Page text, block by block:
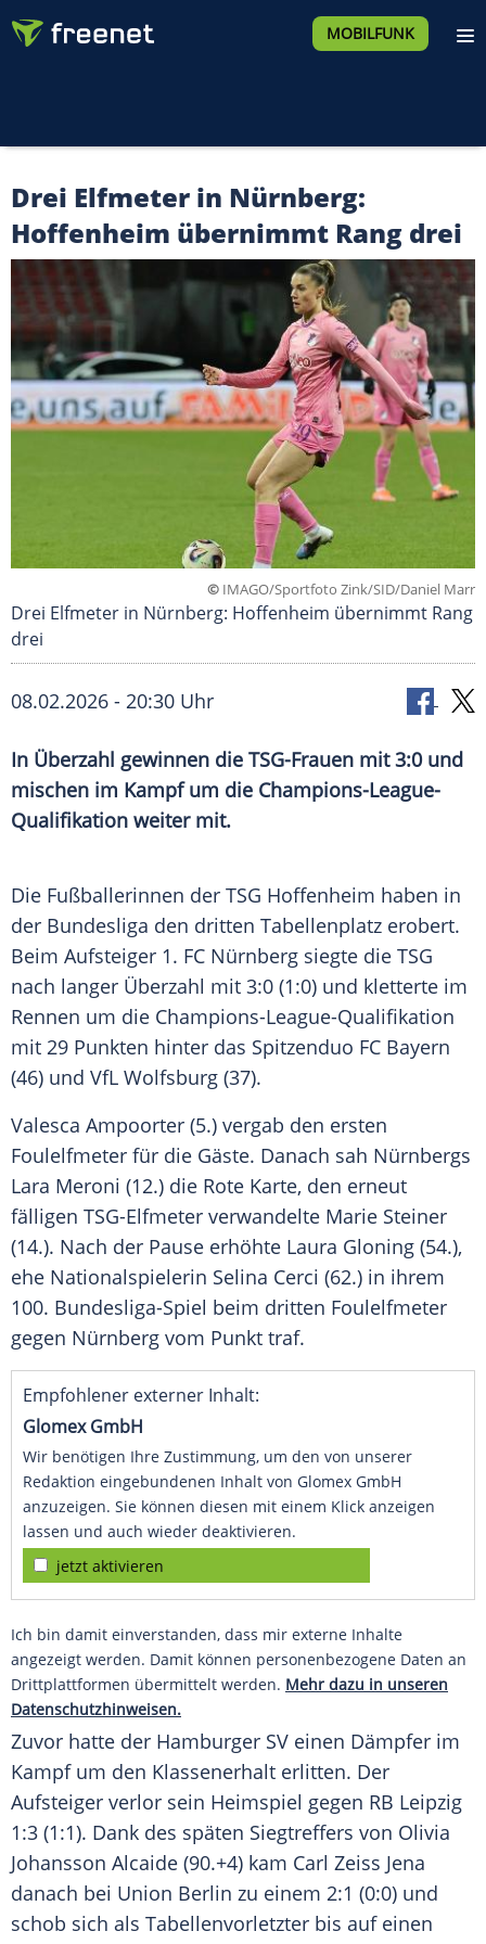
MOBILFUNK
Drei Elfmeter in Nürnberg:
Hoffenheim übernimmt Rang drei
© IMAGO/Sportfoto Zink/SID/Daniel Marr
Drei Elfmeter in Nürnberg: Hoffenheim übernimmt Rang
drei
08.02.2026 - 20:30 Uhr
In Überzahl gewinnen die TSG-Frauen mit 3:0 und
mischen im Kampf um die Champions-League-
Qualifikation weiter mit.
Die Fußballerinnen der TSG Hoffenheim haben in
der Bundesliga den dritten Tabellenplatz erobert.
Beim Aufsteiger 1. FC Nürnberg siegte die TSG
nach langer Überzahl mit 3:0 (1:0) und kletterte im
Rennen um die Champions-League-Qualifikation
mit 29 Punkten hinter das Spitzenduo FC Bayern
(46) und VfL Wolfsburg (37).
Valesca Ampoorter (5.) vergab den ersten
Foulelfmeter für die Gäste. Danach sah Nürnbergs
Lara Meroni (12.) die Rote Karte, den erneut
fälligen TSG-Elfmeter verwandelte Marie Steiner
(14.). Nach der Pause erhöhte Laura Gloning (54.),
ehe Nationalspielerin Selina Cerci (62.) in ihrem
100. Bundesliga-Spiel beim dritten Foulelfmeter
gegen Nürnberg vom Punkt traf.
Empfohlener externer Inhalt:
Glomex GmbH
Wir benötigen Ihre Zustimmung, um den von unserer
Redaktion eingebundenen Inhalt von Glomex GmbH
anzuzeigen. Sie können diesen mit einem Klick anzeigen
lassen und auch wieder deaktivieren.
jetzt aktivieren
Ich bin damit einverstanden, dass mir externe Inhalte
angezeigt werden. Damit können personenbezogene Daten an
Drittplattformen übermittelt werden. Mehr dazu in unseren
Datenschutzhinweisen.
Zuvor hatte der Hamburger SV einen Dämpfer im
Kampf um den Klassenerhalt erlitten. Der
Aufsteiger verlor sein Heimspiel gegen RB Leipzig
1:3 (1:1). Dank des späten Siegtreffers von Olivia
Johansson Alcaide (90.+4) kam Carl Zeiss Jena
danach bei Union Berlin zu einem 2:1 (0:0) und
schob sich als Tabellenvorletzter bis auf einen